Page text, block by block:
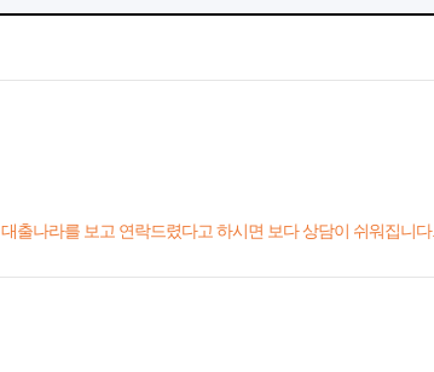
대출나라를 보고 연락드렸다고 하시면 보다 상담이 쉬워집니다.